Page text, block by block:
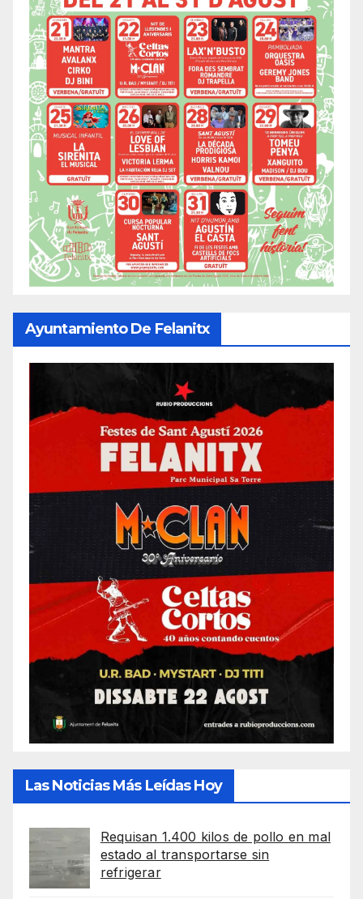
Ayuntamiento De Felanitx
Las Noticias Más Leídas Hoy
Requisan 1.400 kilos de pollo en mal
estado al transportarse sin
refrigerar